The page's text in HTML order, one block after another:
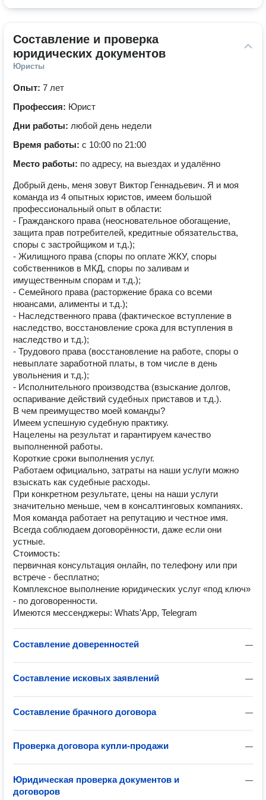
Составление и проверка
юридических документов
Юристы
Опыт: 7 лет
Профессия: Юрист
Дни работы: любой день недели
Время работы: с 10:00 по 21:00
Место работы: по адресу, на выездах и удалённо
Добрый день, меня зовут Виктор Геннадьевич. Я и моя
команда из 4 опытных юристов, имеем большой
профессиональный опыт в области:
- Гражданского права (неосновательное обогащение,
защита прав потребителей, кредитные обязательства,
споры с застройщиком и т.д.);
- Жилищного права (споры по оплате ЖКУ, споры
собственников в МКД, споры по заливам и
имущественным спорам и т.д.);
- Семейного права (расторжение брака со всеми
нюансами, алименты и т.д.);
- Наследственного права (фактическое вступление в
наследство, восстановление срока для вступления в
наследство и т.д.);
- Трудового права (восстановление на работе, споры о
невыплате заработной платы, в том числе в день
увольнения и т.д.);
- Исполнительного производства (взыскание долгов,
оспаривание действий судебных приставов и т.д.).
В чем преимущество моей команды?
Имеем успешную судебную практику.
Нацелены на результат и гарантируем качество
выполненной работы.
Короткие сроки выполнения услуг.
Работаем официально, затраты на наши услуги можно
взыскать как судебные расходы.
При конкретном результате, цены на наши услуги
значительно меньше, чем в консалтинговых компаниях.
Моя команда работает на репутацию и честное имя.
Всегда соблюдаем договорённости, даже если они
устные.
Стоимость:
первичная консультация онлайн, по телефону или при
встрече - бесплатно;
Комплексное выполнение юридических услуг «под ключ»
- по договоренности.
Имеются мессенджеры: Whats'App, Telegram
—
Составление доверенностей
—
Составление исковых заявлений
—
Составление брачного договора
—
Проверка договора купли-продажи
—
Юридическая проверка документов и
договоров